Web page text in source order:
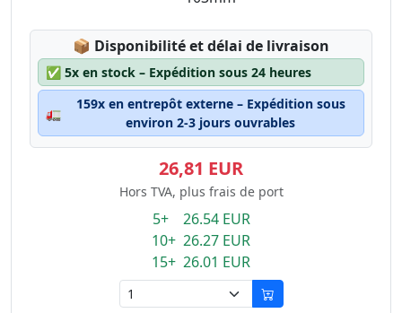
📦 Lagerstatus:
Disponibilité et délai de livraison
✅ 5x en stock – Expédition sous 24 heures
🚛
159x en entrepôt externe – Expédition sous
environ 2-3 jours ouvrables
26,81 EUR
Hors TVA, plus frais de port
5+ 26.54 EUR
10+ 26.27 EUR
15+ 26.01 EUR